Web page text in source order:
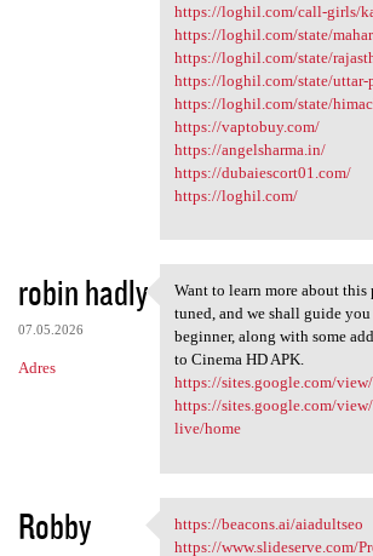
https://loghil.com/call-girls/
https://loghil.com/state/
https://loghil.com/state/
https://loghil.com/state/uttar-
https://loghil.com/state/
https://vaptobuy.com/
https://angelsharma.in/
https://dubaiescort01.com/
https://loghil.com/
robin hadly
07.05.2026
Adres
Want to learn more
Want to learn more about this
tuned, and we shall guide
beginner, along with some
to Cinema HD APK.
https://sites.google.com/
https://sites.google.com/view/
live/home
Robby
https://beacons.ai/
https://beacons.ai/aiadultseo
https://www.slideserve.com/